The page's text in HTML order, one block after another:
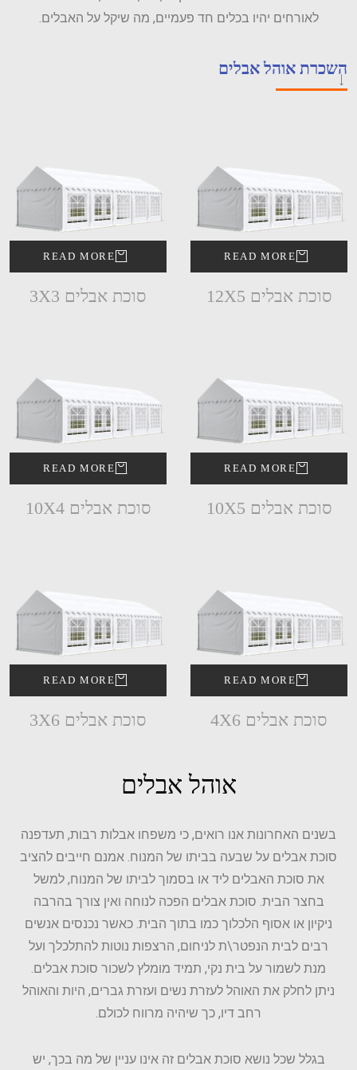
לאורחים יהיו בכלים חד פעמיים, מה שיקל על האבלים.
השכרת אוהל אבלים
READ MORE
סוכת אבלים 12X5
READ MORE
סוכת אבלים 3X3
READ MORE
סוכת אבלים 10X5
READ MORE
סוכת אבלים 10X4
READ MORE
סוכת אבלים 4X6
READ MORE
סוכת אבלים 3X6
אוהל אבלים
בשנים האחרונות אנו רואים, כי משפחו אבלות רבות, תעדפנה
סוכת אבלים על שבעה בביתו של המנוח. אמנם חייבים להציב
את סוכת האבלים ליד או בסמוך לביתו של המנוח, למשל
בחצר הבית. סוכת אבלים הפכה לנוחה ואין צורך בהרבה
ניקיון או אסוף הלכלוך כמו בתוך הבית. כאשר נכנסים אנשים
רבים לבית הנפטר\ת לניחום, הרצפות נוטות להתלכלך ועל
מנת לשמור על בית נקי, תמיד מומלץ לשכור סוכת אבלים.
ניתן לחלק את האוהל לעזרת נשים ועזרת גברים, היות והאוהל
רחב דיו, כך שיהיה מרווח לכולם.
בגלל שכל נושא סוכת אבלים זה אינו עניין של מה בכך, יש